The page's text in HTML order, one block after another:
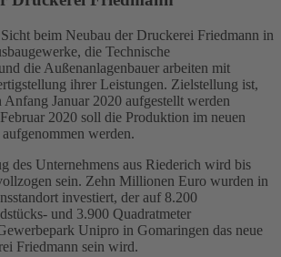
beim Neubau der Druckerei Friedmann in
die Technische
die Außenanlagenbauer arbeiten mit
ihrer Leistungen. Zielstellung ist,
Anfang Januar 2020 aufgestellt werden
2020 soll die Produktion im neuen
werden.
des Unternehmens aus Riederich wird bis
sein. Zehn Millionen Euro wurden in
investiert, der auf 8.200
und 3.900 Quadratmeter
Unipro in Gomaringen das neue
Friedmann sein wird.